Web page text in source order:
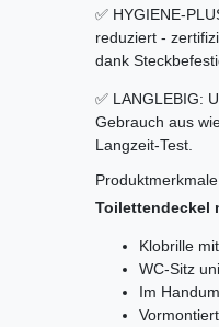
✅ HYGIENE-
reduziert -
dank
✅ LANGLEBIG:
Gebrauch aus
Langzeit-Test.
Toilettendeckel
Klobrille
WC-Sitz
Im